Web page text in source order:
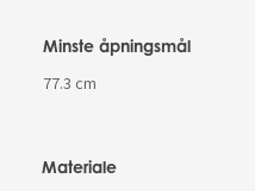
Minste åpningsmål
77.3 cm
Materiale